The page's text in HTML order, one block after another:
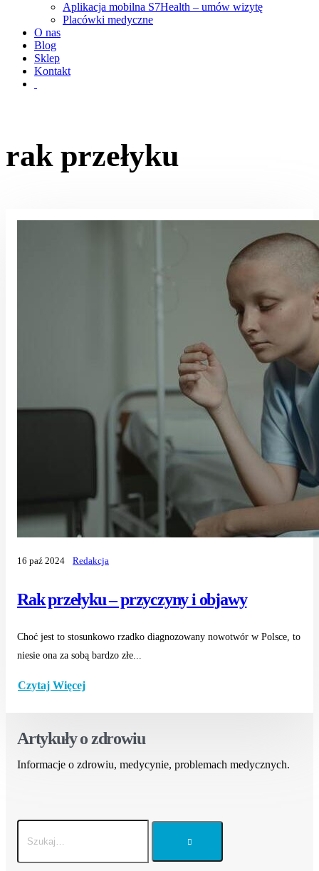
Aplikacja mobilna S7Health – umów wizytę
Placówki medyczne
O nas
Blog
Sklep
Kontakt
rak przełyku
Rak przełyku – przyczyny i objawy
16 paź 2024 Redakcja
Choć jest to stosunkowo rzadko diagnozowany nowotwór w Polsce, to
niesie ona za sobą bardzo złe...
Czytaj Więcej
Artykuły o zdrowiu
Informacje o zdrowiu, medycynie, problemach medycznych.